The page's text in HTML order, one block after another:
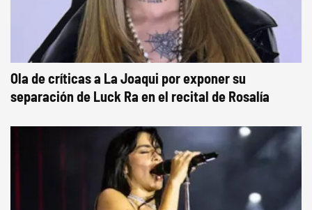
Ola de críticas a La Joaqui por exponer su
separación de Luck Ra en el recital de Rosalía